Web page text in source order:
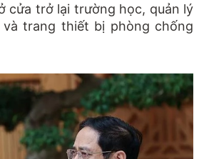
cửa trở lại trường học, quản lý
trang thiết bị phòng chống